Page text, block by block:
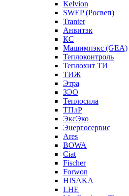
Kelvion
SWEP (Росвеп)
Tranter
Анвитэк
КС
Машимпэкс (GEA)
Теплоконтроль
Теплохит ТИ
ТИЖ
Этра
ЗЭО
Теплосила
ТПлР
ЭксЭко
Энергосервис
Ares
BOWA
Ciat
Fischer
Forwon
HISAKA
LHE